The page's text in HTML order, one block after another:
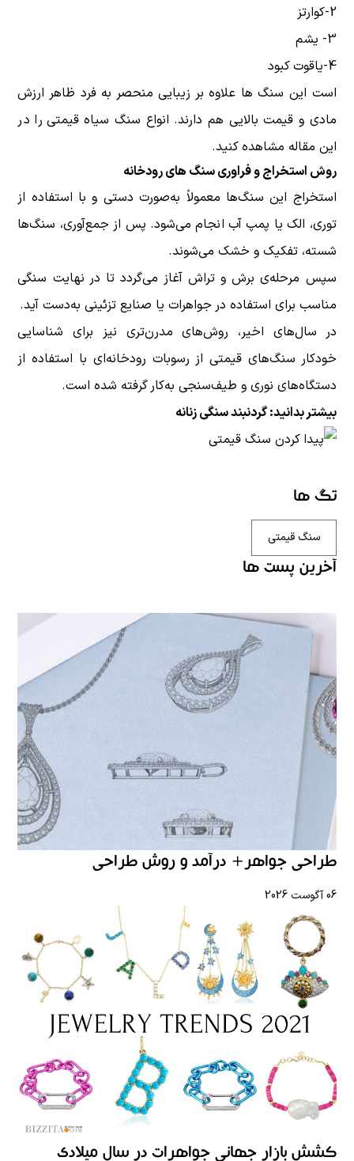
2-کوارتز
3- یشم
4-یاقوت کبود
است این سنگ ها علاوه بر زیبایی منحصر به فرد ظاهر ارزش
مادی و قیمت بالایی هم دارند. انواع سنگ سیاه قیمتی را در
این مقاله مشاهده کنید.
روش استخراج و فراوری سنگ های رودخانه
استخراج این سنگ‌ها معمولاً به‌صورت دستی و با استفاده از
توری، الک یا پمپ آب انجام می‌شود. پس از جمع‌آوری، سنگ‌ها
شسته، تفکیک و خشک می‌شوند.
سپس مرحله‌ی برش و تراش آغاز می‌گردد تا در نهایت سنگی
مناسب برای استفاده در جواهرات یا صنایع تزئینی به‌دست آید.
در سال‌های اخیر، روش‌های مدرن‌تری نیز برای شناسایی
خودکار سنگ‌های قیمتی از رسوبات رودخانه‌ای با استفاده از
دستگاه‌های نوری و طیف‌سنجی به‌کار گرفته شده است.
بیشتر بدانید:گردنبند سنگی زنانه
تگ ها
سنگ قیمتی
آخرین پست ها
طراحی جواهر+ درآمد و روش طراحی
06 آگوست 2026
کشش بازار جهانی جواهرات در سال میلادی